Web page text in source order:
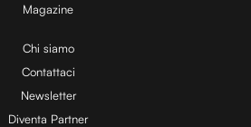
i
d
Magazine
Chi siamo
Contattaci
Newsletter
Diventa Partner